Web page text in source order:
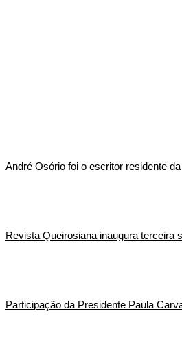
André Osório foi o escritor residente
Revista Queirosiana inaugura terceira
Participação da Presidente Paula